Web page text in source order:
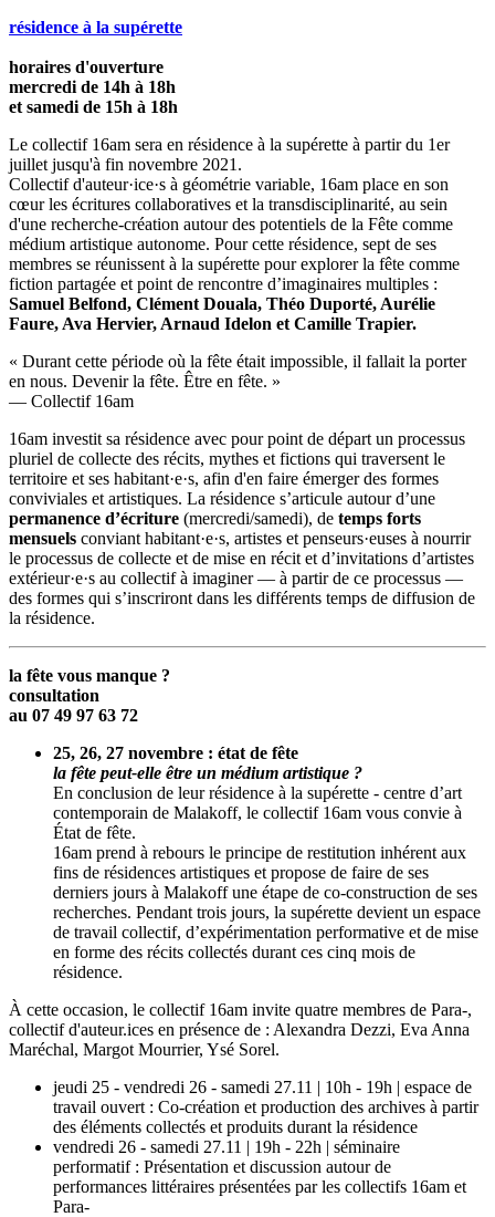
résidence à la supérette
horaires d'ouverture
mercredi de 14h à 18h
et samedi de 15h à 18h
Le collectif 16am sera en résidence à la supérette à partir du 1er
juillet jusqu'à fin novembre 2021.
Collectif d'auteur·ice·s à géométrie variable, 16am place en son
cœur les écritures collaboratives et la transdisciplinarité, au sein
d'une recherche-création autour des potentiels de la Fête comme
médium artistique autonome. Pour cette résidence, sept de ses
membres se réunissent à la supérette pour explorer la fête comme
fiction partagée et point de rencontre d’imaginaires multiples :
Samuel Belfond, Clément Douala, Théo Duporté, Aurélie
Faure, Ava Hervier, Arnaud Idelon et Camille Trapier.
« Durant cette période où la fête était impossible, il fallait la porter
en nous. Devenir la fête. Être en fête. »
— Collectif 16am
16am investit sa résidence avec pour point de départ un processus
pluriel de collecte des récits, mythes et fictions qui traversent le
territoire et ses habitant·e·s, afin d'en faire émerger des formes
conviviales et artistiques. La résidence s’articule autour d’une
permanence d’écriture (mercredi/samedi), de temps forts
mensuels conviant habitant·e·s, artistes et penseurs·euses à nourrir
le processus de collecte et de mise en récit et d’invitations d’artistes
extérieur·e·s au collectif à imaginer — à partir de ce processus —
des formes qui s’inscriront dans les différents temps de diffusion de
la résidence.
la fête vous manque ?
consultation
au 07 49 97 63 72
25, 26, 27 novembre : état de fête
la fête peut-elle être un médium artistique ?
En conclusion de leur résidence à la supérette - centre d’art
contemporain de Malakoff, le collectif 16am vous convie à
État de fête.
16am prend à rebours le principe de restitution inhérent aux
fins de résidences artistiques et propose de faire de ses
derniers jours à Malakoff une étape de co-construction de ses
recherches. Pendant trois jours, la supérette devient un espace
de travail collectif, d’expérimentation performative et de mise
en forme des récits collectés durant ces cinq mois de
résidence.
À cette occasion, le collectif 16am invite quatre membres de Para-,
collectif d'auteur.ices en présence de : Alexandra Dezzi, Eva Anna
Maréchal, Margot Mourrier, Ysé Sorel.
jeudi 25 - vendredi 26 - samedi 27.11 | 10h - 19h | espace de
travail ouvert : Co-création et production des archives à partir
des éléments collectés et produits durant la résidence
vendredi 26 - samedi 27.11 | 19h - 22h | séminaire
performatif : Présentation et discussion autour de
performances littéraires présentées par les collectifs 16am et
Para-